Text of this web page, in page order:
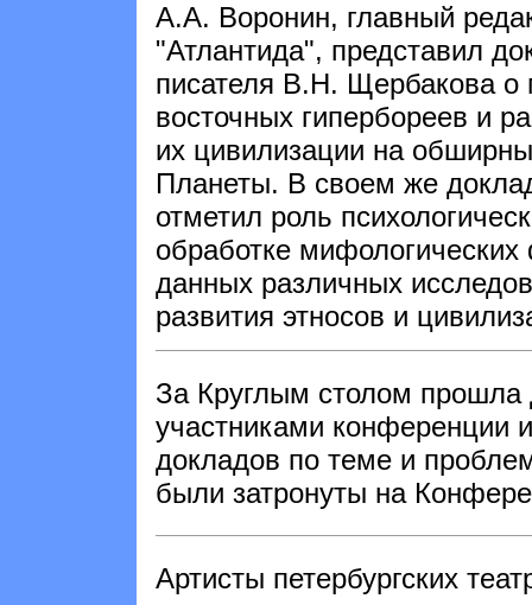
А.А. Воронин, главный
"Атлантида", представил
писателя В.Н. Щербакова о
восточных гипербореев и
их цивилизации на
Планеты. В своем же
отметил роль
обработке мифологических
данных различных
развития этносов и
За Круглым столом прошла
участниками конференции
докладов по теме и
были затронуты на
Артисты петербургских